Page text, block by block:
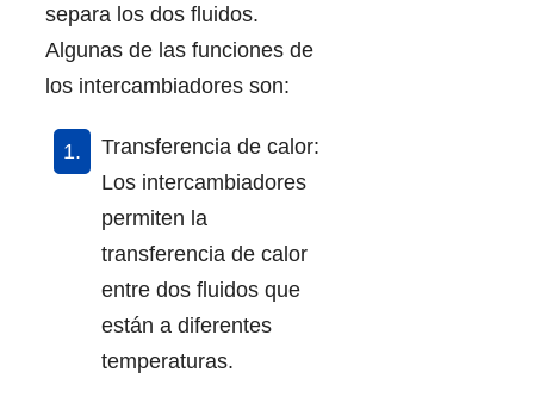
separa los dos fluidos.
Algunas de las funciones de
los intercambiadores son:
Transferencia de calor:
Los intercambiadores
permiten la
transferencia de calor
entre dos fluidos que
están a diferentes
temperaturas.